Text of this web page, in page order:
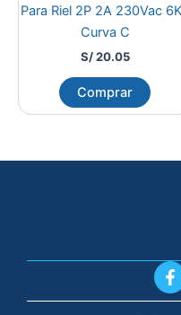
Para Riel 2P 2A 230Vac
Curva C
S/20.05
Comprar
F
a
c